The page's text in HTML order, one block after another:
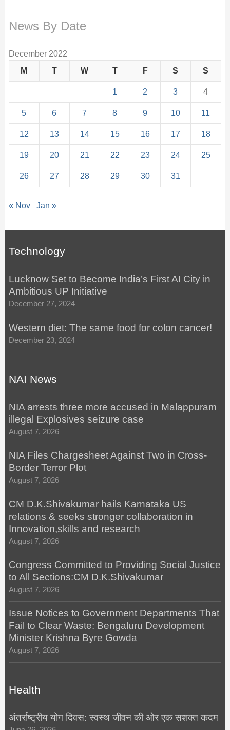
News By Date
December 2022
M
T W T F S S
1 2 3 4
5 6 7 8 9 10 11
12 13 14 15 16 17 18
19 20 21 22 23 24 25
26 27 28 29 30 31
« Nov Jan »
Technology
Lucknow Set to Become India’s First AI City in
Ambitious UP Initiative
December 27, 2024
Western diet: The same food for colon cancer!
December 23, 2024
NAI News
NIA arrests three more accused in Malappuram
illegal Explosives seizure case
August 7, 2026
NIA Files Chargesheet Against Two in Cross-
Border Terror Plot
August 7, 2026
CM D.K.Shivakumar hails Karnataka US
relations & seeks stronger collaboration in
Innovation,skills and research
August 7, 2026
Congress Committed to Providing Social Justice
to All Sections:CM D.K.Shivakumar
August 7, 2026
Issue Notices to Government Departments That
Fail to Clear Waste: Bengaluru Development
Minister Krishna Byre Gowda
August 7, 2026
Health
अंतर्राष्ट्रीय योग दिवस: स्वस्थ जीवन की ओर एक सशक्त कदम